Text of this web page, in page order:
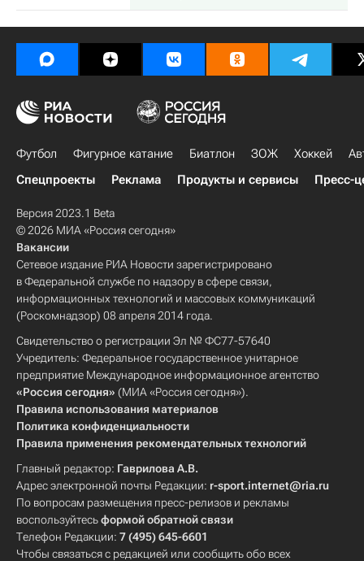
Футбол Фигурное катание Биатлон ЗОЖ Хоккей
Спецпроекты
Реклама Продукты и сервисы Пресс-
Версия 2023.1 Beta
© 2026 МИА «Россия сегодня»
Вакансии
Сетевое издание РИА Новости зарегистрировано
в Федеральной службе по надзору в сфере связи,
информационных технологий и массовых коммуникаций
(Роскомнадзор) 08 апреля 2014 года.
Свидетельство о регистрации Эл № ФС77-57640
Учредитель: Федеральное государственное унитарное
предприятие Международное информационное агентство
«Россия сегодня» (МИА «Россия сегодня»).
Правила использования материалов
Политика конфиденциальности
Правила применения рекомендательных технологий
Главный редактор: Гаврилова А.В.
Адрес электронной почты Редакции: r-sport.internet@ria.ru
По вопросам размещения пресс-релизов и рекламы
воспользуйтесьформой обратной связи
Телефон Редакции: 7 (495) 645-6601
Чтобы связаться с редакцией или сообщить обо всех